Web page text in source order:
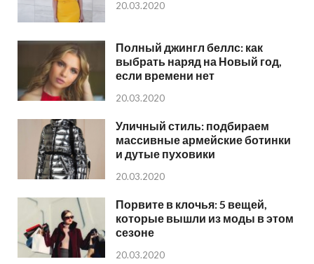
20.03.2020
Полный джингл беллс: как
выбрать наряд на Новый год,
если времени нет
20.03.2020
Уличный стиль: подбираем
массивные армейские ботинки
и дутые пуховики
20.03.2020
Порвите в клочья: 5 вещей,
которые вышли из моды в этом
сезоне
20.03.2020